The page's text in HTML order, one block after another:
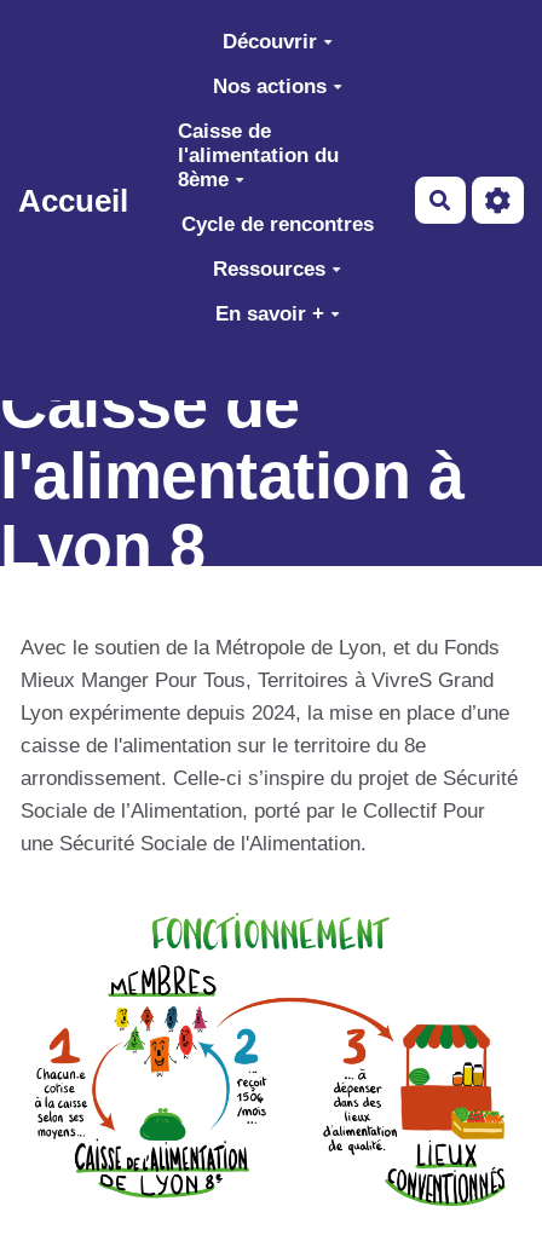
Aller au contenu principal
Accueil
Découvrir
Nos actions
Caisse de
l'alimentation du
8ème
Cycle de rencontres
Ressources
En savoir +
Caisse de
l'alimentation à
Lyon 8
Avec le soutien de la Métropole de Lyon, et du Fonds
Mieux Manger Pour Tous, Territoires à VivreS Grand
Lyon expérimente depuis 2024, la mise en place d’une
caisse de l'alimentation sur le territoire du 8e
arrondissement. Celle-ci s’inspire du projet de Sécurité
Sociale de l’Alimentation, porté par le Collectif Pour
une Sécurité Sociale de l'Alimentation.